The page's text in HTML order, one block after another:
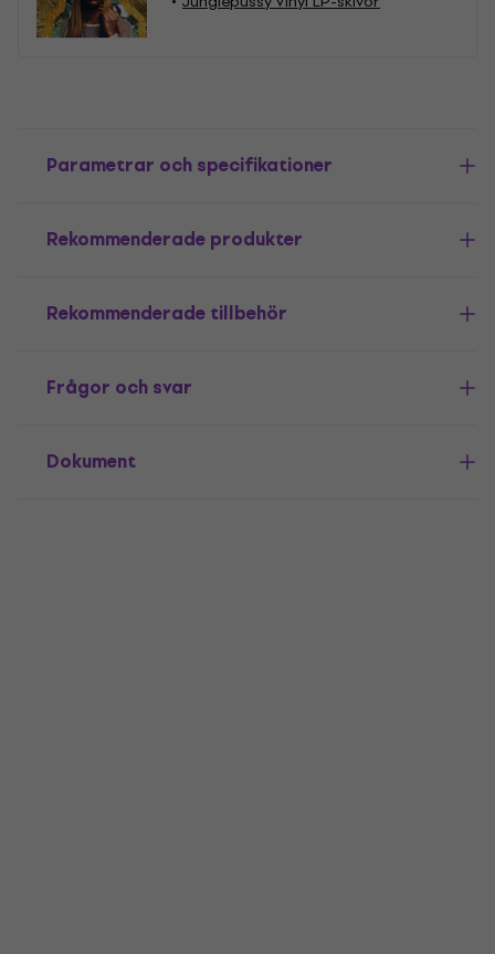
Parametrar och specifikationer
Rekommenderade produkter
Rekommenderade tillbehör
Frågor och svar
Dokument